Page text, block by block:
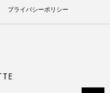
プライバシーポリシー